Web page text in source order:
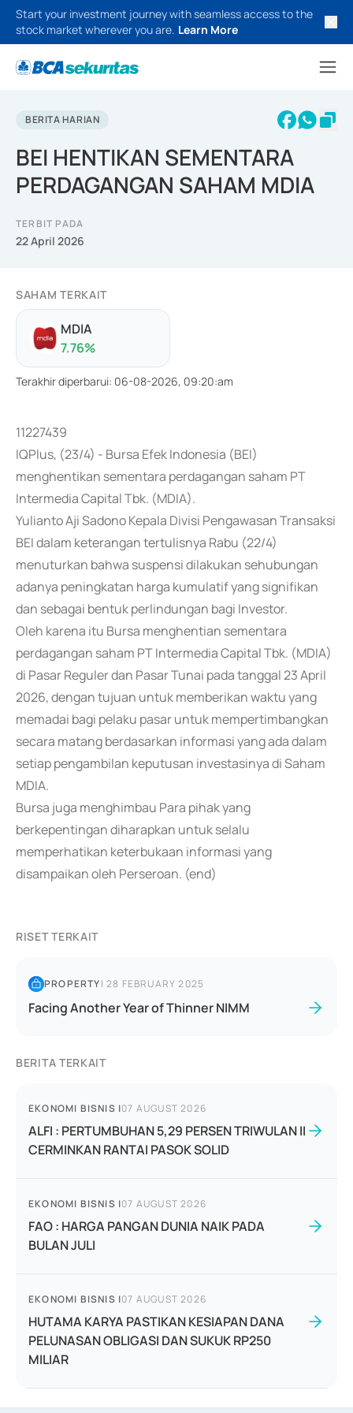
Start your investment journey with seamless access to the
stock market wherever you are. Learn More
BERITA HARIAN
BEI HENTIKAN SEMENTARA
PERDAGANGAN SAHAM MDIA
TERBIT PADA
22 April 2026
SAHAM TERKAIT
MDIA
7.76%
Terakhir diperbarui: 06-08-2026, 09:20:am
11227439
IQPlus, (23/4) - Bursa Efek Indonesia (BEI)
menghentikan sementara perdagangan saham PT
Intermedia Capital Tbk. (MDIA).
Yulianto Aji Sadono Kepala Divisi Pengawasan Transaksi
BEI dalam keterangan tertulisnya Rabu (22/4)
menuturkan bahwa suspensi dilakukan sehubungan
adanya peningkatan harga kumulatif yang signifikan
dan sebagai bentuk perlindungan bagi Investor.
Oleh karena itu Bursa menghentian sementara
perdagangan saham PT Intermedia Capital Tbk. (MDIA)
di Pasar Reguler dan Pasar Tunai pada tanggal 23 April
2026, dengan tujuan untuk memberikan waktu yang
memadai bagi pelaku pasar untuk mempertimbangkan
secara matang berdasarkan informasi yang ada dalam
setiap pengambilan keputusan investasinya di Saham
MDIA.
Bursa juga menghimbau Para pihak yang
berkepentingan diharapkan untuk selalu
memperhatikan keterbukaan informasi yang
disampaikan oleh Perseroan. (end)
RISET TERKAIT
PROPERTY|28 FEBRUARY 2025
Facing Another Year of Thinner NIMM
BERITA TERKAIT
EKONOMI BISNIS |07 AUGUST 2026
ALFI : PERTUMBUHAN 5,29 PERSEN TRIWULAN II
CERMINKAN RANTAI PASOK SOLID
EKONOMI BISNIS |07 AUGUST 2026
FAO : HARGA PANGAN DUNIA NAIK PADA
BULAN JULI
EKONOMI BISNIS |07 AUGUST 2026
HUTAMA KARYA PASTIKAN KESIAPAN DANA
PELUNASAN OBLIGASI DAN SUKUK RP250
MILIAR